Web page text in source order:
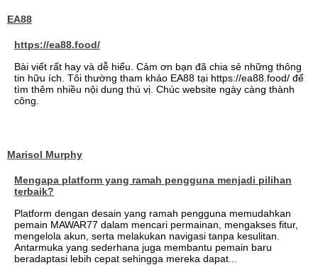
EA88
https://ea88.food/
Bài viết rất hay và dễ hiểu. Cảm ơn bạn đã chia sẻ những thông
tin hữu ích. Tôi thường tham khảo EA88 tại https://ea88.food/ để
tìm thêm nhiều nội dung thú vị. Chúc website ngày càng thành
công.
Marisol Murphy
Mengapa platform yang ramah pengguna menjadi pilihan
terbaik?
Platform dengan desain yang ramah pengguna memudahkan
pemain MAWAR77 dalam mencari permainan, mengakses fitur,
mengelola akun, serta melakukan navigasi tanpa kesulitan.
Antarmuka yang sederhana juga membantu pemain baru
beradaptasi lebih cepat sehingga mereka dapat...